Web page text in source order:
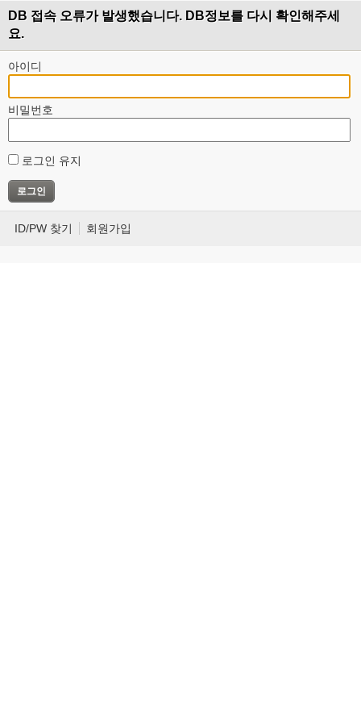
DB 접속 오류가 발생했습니다. DB정보를 다시 확인해주세
요.
아이디
비밀번호
로그인 유지
ID/PW 찾기 회원가입